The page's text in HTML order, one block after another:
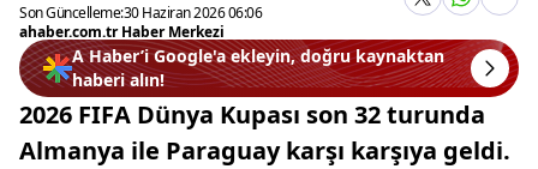
Son Güncelleme:30 Haziran 2026 06:06
ahaber.com.tr Haber Merkezi
A Haber’i Google'a ekleyin, doğru kaynaktan
haberi alın!
2026 FIFA Dünya Kupası son 32 turunda
Almanya ile Paraguay karşı karşıya geldi.